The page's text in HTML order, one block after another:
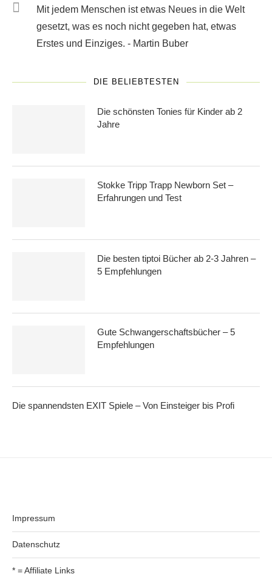
Mit jedem Menschen ist etwas Neues in die Welt
gesetzt, was es noch nicht gegeben hat, etwas
Erstes und Einziges. - Martin Buber
DIE BELIEBTESTEN
Die schönsten Tonies für Kinder ab 2
Jahre
Stokke Tripp Trapp Newborn Set –
Erfahrungen und Test
Die besten tiptoi Bücher ab 2-3 Jahren –
5 Empfehlungen
Gute Schwangerschaftsbücher – 5
Empfehlungen
Die spannendsten EXIT Spiele – Von Einsteiger bis Profi
Impressum
Datenschutz
* = Affiliate Links